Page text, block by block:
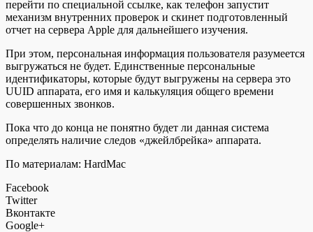
перейти по специальной ссылке, как телефон запустит
механизм внутренних проверок и скинет подготовленный
отчет на сервера Apple для дальнейшего изучения.
При этом, персональная информация пользователя разумеется
выгружаться не будет. Единственные персональные
идентификаторы, которые будут выгружены на сервера это
UUID аппарата, его имя и калькуляция общего времени
совершенных звонков.
Пока что до конца не понятно будет ли данная система
определять наличие следов «джейлбрейка» аппарата.
По материалам: HardMac
Facebook
Twitter
Вконтакте
Google+